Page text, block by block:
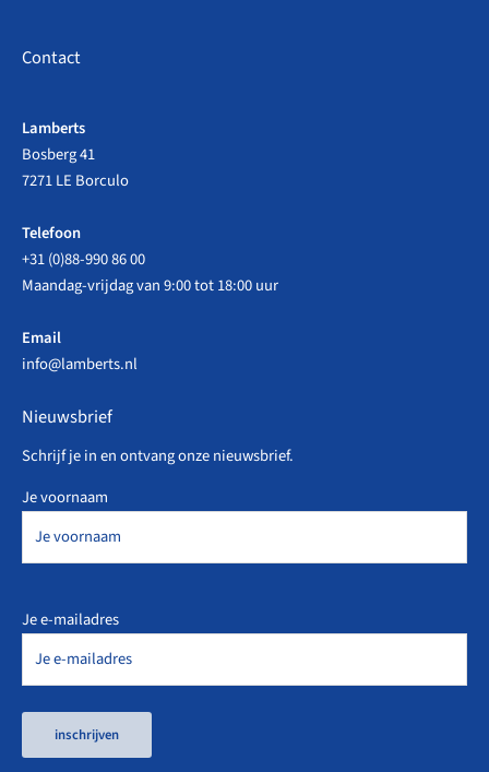
Contact
Lamberts
Bosberg 41
7271 LE Borculo
Telefoon
+31 (0)88-990 86 00
Maandag-vrijdag van 9:00 tot 18:00 uur
Email
info@lamberts.nl
Nieuwsbrief
Schrijf je in en ontvang onze nieuwsbrief.
Je voornaam
Je e-mailadres
inschrijven